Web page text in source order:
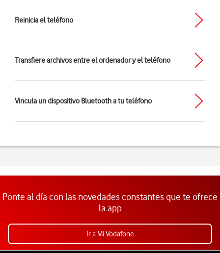
Reinicia el teléfono
Transfiere archivos entre el ordenador y el teléfono
Vincula un dispositivo Bluetooth a tu teléfono
Ponte al día con las novedades constantes que te ofrece
la app
Ir a Mi Vodafone